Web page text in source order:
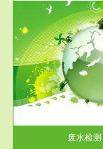
废水检测
服务
废气
检测范围工业废
废气和无机废气。
包括